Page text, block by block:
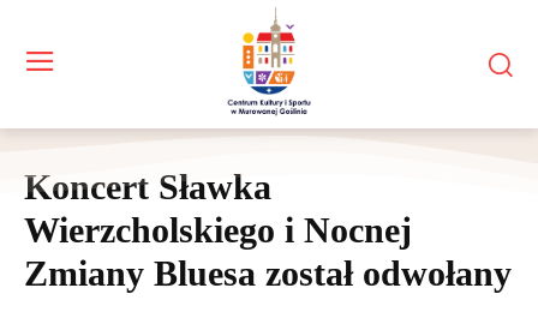
Koncert Sławka
Wierzcholskiego i Nocnej
Zmiany Bluesa został odwołany